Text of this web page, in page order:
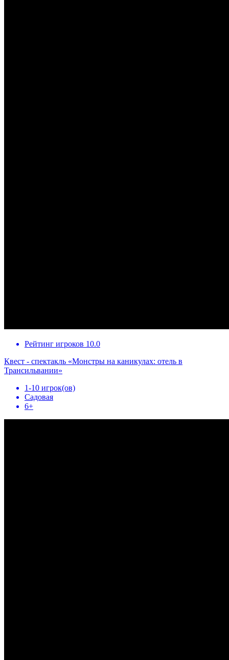
Рейтинг игроков 10.0
Квест - спектакль «Монстры на каникулах: отель в
Трансильвании»
1-10 игрок(ов)
Садовая
6+